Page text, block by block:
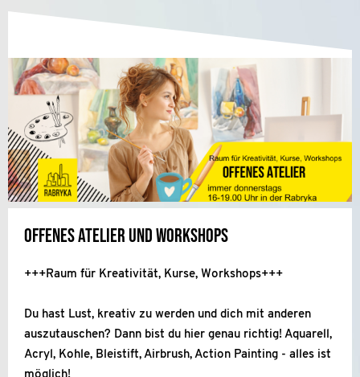
Offenes Atelier und Workshops
+++Raum für Kreativität, Kurse, Workshops+++
Du hast Lust, kreativ zu werden und dich mit anderen
auszutauschen? Dann bist du hier genau richtig! Aquarell,
Acryl, Kohle, Bleistift, Airbrush, Action Painting - alles ist